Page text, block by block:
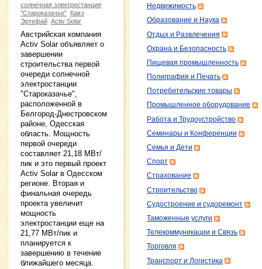
солнечная электростанция
"Староказачье" Кавэ
Эртефай Activ Solar
Австрийская компания
Activ Solar объявляет о
завершении
строительства первой
очереди солнечной
электростанции
"Староказачье",
расположенной в
Белгород-Днестровском
районе, Одесская
область. Мощность
первой очереди
составляет 21,18 МВт/
пик и это первый проект
Activ Solar в Одесском
регионе. Вторая и
финальная очередь
проекта увеличит
мощность
электростанции еще на
21,77 МВт/пик и
планируется к
завершению в течение
ближайшего месяца.
Недвижимость
Образование и Наука
Отдых и Развлечения
Охрана и Безопасность
Пищевая промышленность
Полиграфия и Печать
Потребительские товары
Промышленное оборудование
Работа и Трудоустройство
Семинары и Конференции
Семья и Дети
Спорт
Страхование
Строительство
Судостроение и судоремонт
Таможенные услуги
Телекоммуникации и Связь
Торговля
Транспорт и Логистика